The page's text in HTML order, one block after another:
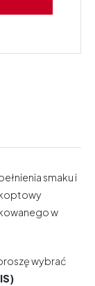
smaku i
w
wybrać